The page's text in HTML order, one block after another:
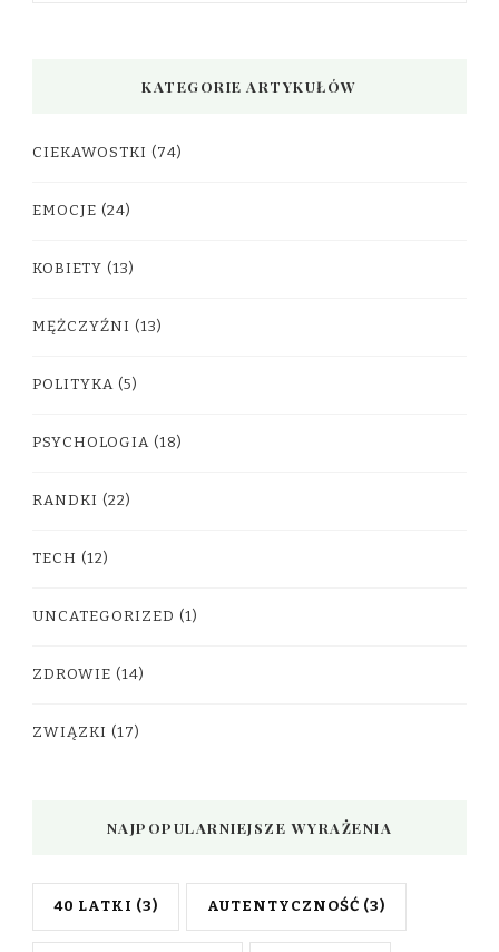
KATEGORIE ARTYKUŁÓW
CIEKAWOSTKI (74)
EMOCJE (24)
KOBIETY (13)
MĘŻCZYŹNI (13)
POLITYKA (5)
PSYCHOLOGIA (18)
RANDKI (22)
TECH (12)
UNCATEGORIZED (1)
ZDROWIE (14)
ZWIĄZKI (17)
NAJPOPULARNIEJSZE WYRAŻENIA
40 LATKI (3) AUTENTYCZNOŚĆ (3)